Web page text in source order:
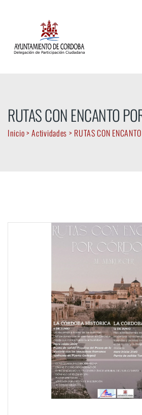
RUTAS CON ENCANTO
Inicio>Actividades > RUTAS CON